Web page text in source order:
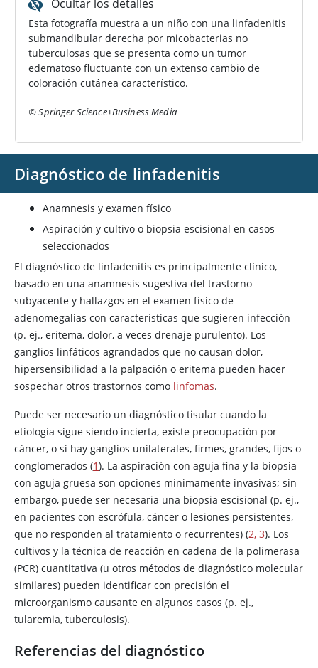
Ocultar los detalles
Esta fotografía muestra a un niño con una linfadenitis
submandibular derecha por micobacterias no
tuberculosas que se presenta como un tumor
edematoso fluctuante con un extenso cambio de
coloración cutánea característico.
© Springer Science+Business Media
Diagnóstico de linfadenitis
Anamnesis y examen físico
Aspiración y cultivo o biopsia escisional en casos
seleccionados
El diagnóstico de linfadenitis es principalmente clínico,
basado en una anamnesis sugestiva del trastorno
subyacente y hallazgos en el examen físico de
adenomegalias con características que sugieren infección
(p. ej., eritema, dolor, a veces drenaje purulento). Los
ganglios linfáticos agrandados que no causan dolor,
hipersensibilidad a la palpación o eritema pueden hacer
sospechar otros trastornos como linfomas.
Puede ser necesario un diagnóstico tisular cuando la
etiología sigue siendo incierta, existe preocupación por
cáncer, o si hay ganglios unilaterales, firmes, grandes, fijos o
conglomerados (1). La aspiración con aguja fina y la biopsia
con aguja gruesa son opciones mínimamente invasivas; sin
embargo, puede ser necesaria una biopsia escisional (p. ej.,
en pacientes con escrófula, cáncer o lesiones persistentes,
que no responden al tratamiento o recurrentes) (2, 3). Los
cultivos y la técnica de reacción en cadena de la polimerasa
(PCR) cuantitativa (u otros métodos de diagnóstico molecular
similares) pueden identificar con precisión el
microorganismo causante en algunos casos (p. ej.,
tularemia, tuberculosis).
Referencias del diagnóstico